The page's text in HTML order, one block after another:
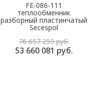
FE-086-111
теплообменник
разборный пластинчатый
Secespol
76 657 259 руб.
53 660 081 руб.